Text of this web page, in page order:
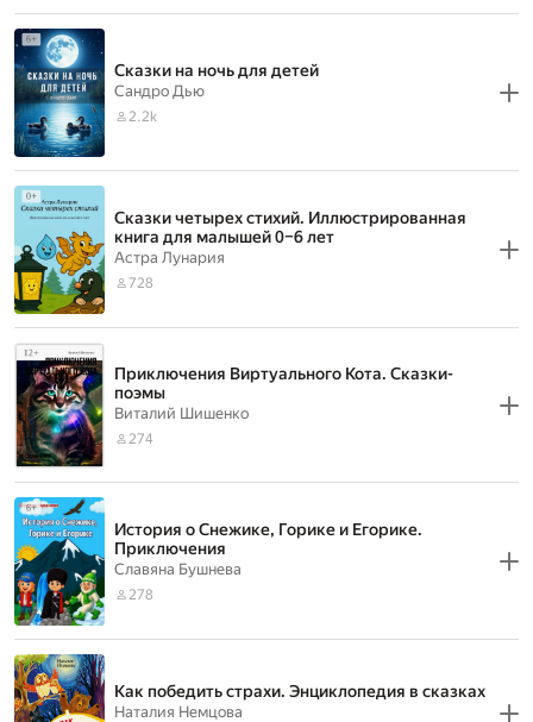
Сказки на ночь для детей
Сандро Дью
2.2k
Сказки четырех стихий. Иллюстрированная
книга для малышей 0–6 лет
Астра Лунария
728
Приключения Виртуального Кота. Сказки-
поэмы
Виталий Шишенко
274
История о Снежике, Горике и Егорике.
Приключения
Славяна Бушнева
278
Как победить страхи. Энциклопедия в сказках
Наталия Немцова